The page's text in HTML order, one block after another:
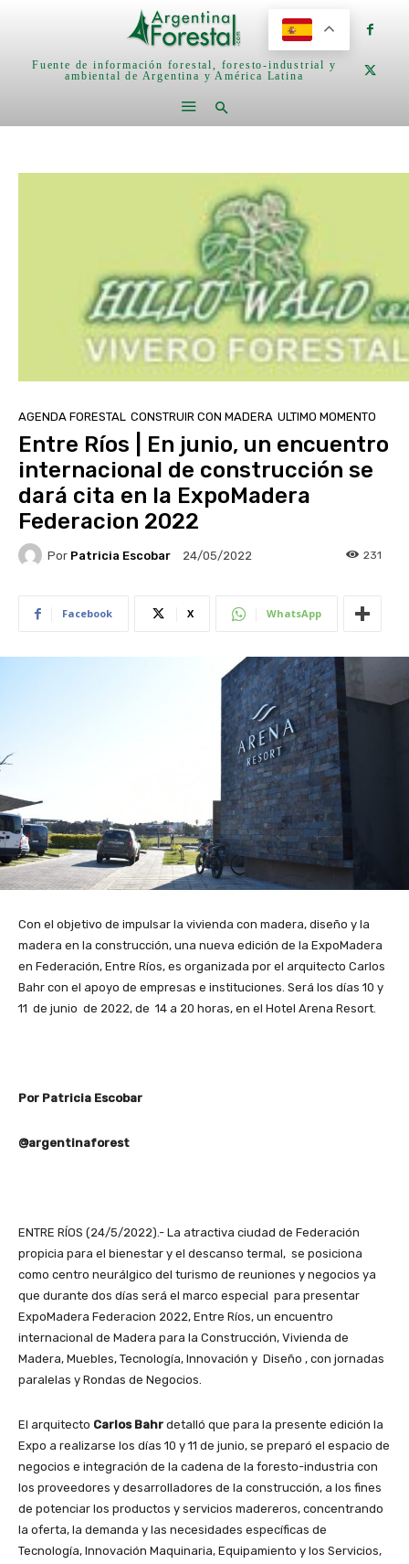
Fuente de información forestal, foresto-industrial y
ambiental de Argentina y América Latina
AGENDA FORESTAL CONSTRUIR CON MADERA ULTIMO MOMENTO
Entre Ríos | En junio, un encuentro
internacional de construcción se
dará cita en la ExpoMadera
Federacion 2022
Por Patricia Escobar 24/05/2022 231
Facebook X WhatsApp
Con el objetivo de impulsar la vivienda con madera, diseño y la
madera en la construcción, una nueva edición de la ExpoMadera
en Federación, Entre Ríos, es organizada por el arquitecto Carlos
Bahr con el apoyo de empresas e instituciones. Será los días 10 y
11 de junio de 2022, de 14 a 20 horas, en el Hotel Arena Resort.
Por Patricia Escobar
@argentinaforest
ENTRE RÍOS (24/5/2022).- La atractiva ciudad de Federación
propicia para el bienestar y el descanso termal, se posiciona
como centro neurálgico del turismo de reuniones y negocios ya
que durante dos días será el marco especial para presentar
ExpoMadera Federacion 2022, Entre Ríos, un encuentro
internacional de Madera para la Construcción, Vivienda de
Madera, Muebles, Tecnología, Innovación y Diseño , con jornadas
paralelas y Rondas de Negocios.
El arquitecto Carlos Bahr detalló que para la presente edición la
Expo a realizarse los días 10 y 11 de junio, se preparó el espacio de
negocios e integración de la cadena de la foresto-industria con
los proveedores y desarrolladores de la construcción, a los fines
de potenciar los productos y servicios madereros, concentrando
la oferta, la demanda y las necesidades específicas de
Tecnología, Innovación Maquinaria, Equipamiento y los Servicios,